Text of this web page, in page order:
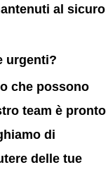
al sicuro
urgenti?
che possono
team è pronto
di
delle tue